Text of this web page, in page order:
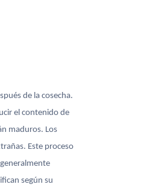
de la cosecha.
el contenido de
maduros. Los
Este proceso
según su